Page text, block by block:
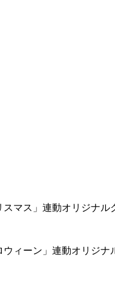
マス」連動オリジナル
ィーン」連動オリジナ